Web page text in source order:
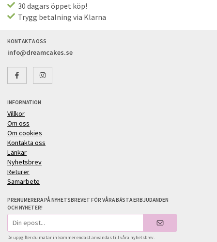
30 dagars öppet köp!
Trygg betalning via Klarna
KONTAKTA OSS
info@dreamcakes.se
INFORMATION
Villkor
Om oss
Om cookies
Kontakta oss
Länkar
Nyhetsbrev
Returer
Samarbete
PRENUMERERA PÅ NYHETSBREVET FÖR VÅRA BÄSTA ERBJUDANDEN
OCH NYHETER!
postadress
De uppgifter du matar in kommer endast användas till våra nyhetsbrev.